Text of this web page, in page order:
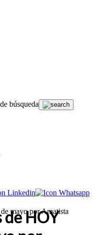
búsqueda
mayo por Amatista
HOY